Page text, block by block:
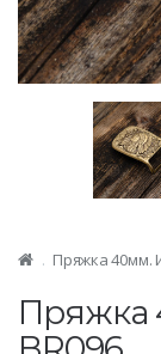
Пряжка 40мм.
Пряжка